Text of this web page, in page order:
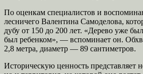
По оценкам специалистов и
лесничего Валентина Самоделова,
дубу от 150 до 200 лет. «Дерево уже
был ребенком», — вспоминает он.
2,8 метра, диаметр — 89 сантиметров.
Историческую ценность представляет